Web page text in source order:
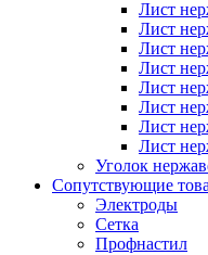
Лист
Лист
Лист
Лист
Лист
Лист
Лист
Лист
Уголок
Cопутствующие
Электроды
Сетка
Профнастил